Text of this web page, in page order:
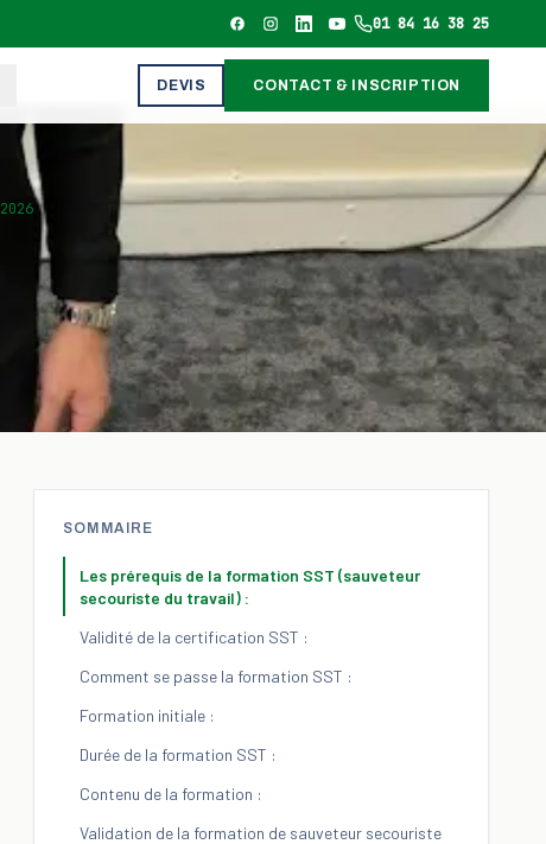
01 84 16 38 25
DEVIS CONTACT & INSCRIPTION
SOMMAIRE
Les prérequis de la formation SST (sauveteur
secouriste du travail) :
Validité de la certification SST :
Comment se passe la formation SST :
Formation initiale :
Durée de la formation SST :
Contenu de la formation :
Validation de la formation de sauveteur secouriste